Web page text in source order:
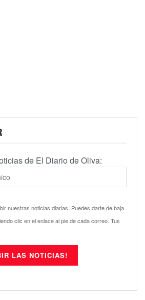
de El Diario de Oliva:
nuestras noticias diarias. Puedes darte de baja
clic en el enlace al pie de cada correo. Tus